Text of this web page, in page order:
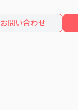
お問い合わせ